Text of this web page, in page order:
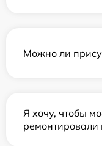
Можно ли
Я хочу, чтобы
ремонтировали